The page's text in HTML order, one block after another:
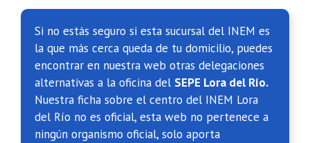
Si no estás seguro si esta sucursal del INEM es
la que más cerca queda de tu domicilio, puedes
encontrar en nuestra web otras delegaciones
alternativas a la oficina del SEPE Lora del Río.
Nuestra ficha sobre el centro del INEM Lora
del Río no es oficial, esta web no pertenece a
ningún organismo oficial, solo aporta